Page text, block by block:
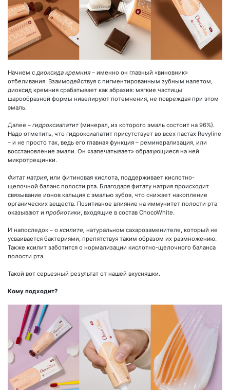
Начнем с диоксида кремния – именно он главный «виновник»
отбеливания. Взаимодействуя с пигментированным зубным налетом,
диоксид кремния срабатывает как абразив: мягкие частицы
шарообразной формы нивелируют потемнения, не повреждая при этом
эмаль.
Далее – гидроксиапатит (минерал, из которого эмаль состоит на 96%).
Надо отметить, что гидроксиапатит присутствует во всех пастах Revyline
– и не просто так, ведь его главная функция – реминерализация, или
восстановление эмали. Он «запечатывает» образующиеся на ней
микротрещинки.
Фитат натрия, или фитиновая кислота, поддерживает кислотно-
щелочной баланс полости рта. Благодаря фитату натрия происходит
связывание ионов кальция с эмалью зубов, что снижает накопление
органических веществ. Позитивное влияние на иммунитет полости рта
оказывают и пробиотики, входящие в состав ChocoWhite.
И напоследок – о ксилите, натуральном сахарозаменителе, который не
усваивается бактериями, препятствуя таким образом их размножению.
Также ксилит заботится о нормализации кислотно-щелочного баланса
полости рта.
Такой вот серьезный результат от нашей вкусняшки.
Кому подходит?